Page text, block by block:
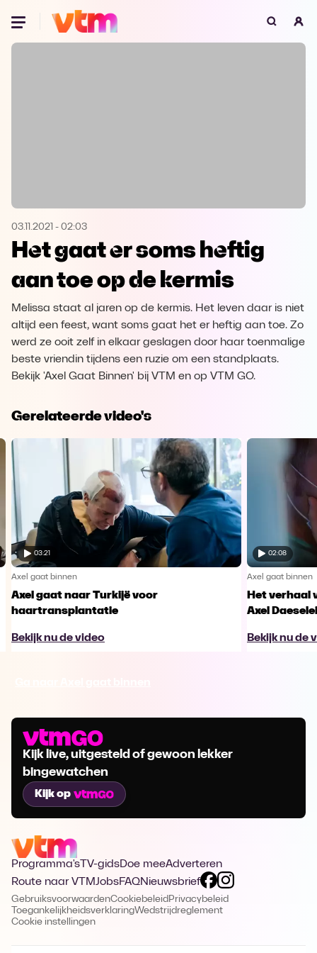
Oeps, browser niet ondersteund
Microsoft Edge Download
Opera Download
03.11.2021 - 02:03
Het gaat er soms heftig
aan toe op de kermis
Melissa staat al jaren op de kermis. Het leven daar is niet
altijd een feest, want soms gaat het er heftig aan toe. Zo
werd ze ooit zelf in elkaar geslagen door haar toenmalige
beste vriendin tijdens een ruzie om een standplaats.
Bekijk 'Axel Gaat Binnen' bij VTM en op VTM GO.
Gerelateerde video's
03:21
Axel gaat binnen
Axel gaat naar Turkijë voor
haartransplantatie
Bekijk nu de video
02:08
Axel gaat binnen
Het verhaal
Axel
Bekijk nu de
Kijk live, uitgesteld of gewoon lekker
bingewatchen
Kijk op
Programma's TV-gidsDoe meeAdverteren
Route naar VTMJobsFAQNieuwsbrief
GebruiksvoorwaardenCookiebeleid Privacybeleid
ToegankelijkheidsverklaringWedstrijdreglement
Cookie instellingen